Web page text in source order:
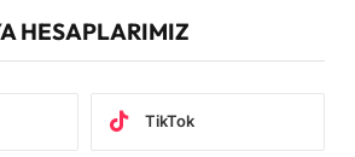
HESAPLARIMIZ
TikTok